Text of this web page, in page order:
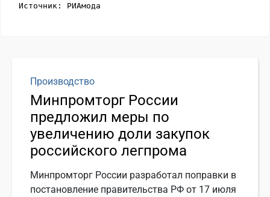
Источник: РИАмода
Производство
Минпромторг России
предложил меры по
увеличению доли закупок
российского легпрома
Минпромторг России разработал поправки в
постановление правительства РФ от 17 июля